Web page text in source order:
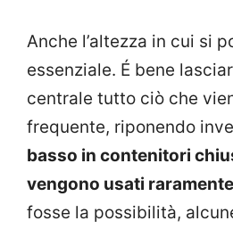
Anche l’altezza in cui si
essenziale. É bene
centrale tutto ciò che
frequente, riponendo
basso in contenitori
vengono usati
fosse la possibilità,